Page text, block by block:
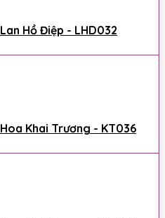
Lan Hồ Điệp - LHD032
Hoa Khai Trương - KT036